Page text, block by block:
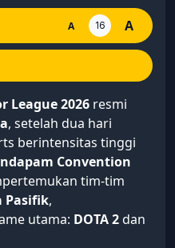
A 16 A
League 2026 resmi
, setelah dua hari
berintensitas tinggi
Convention
tim-tim
Pasifik,
utama: DOTA 2dan